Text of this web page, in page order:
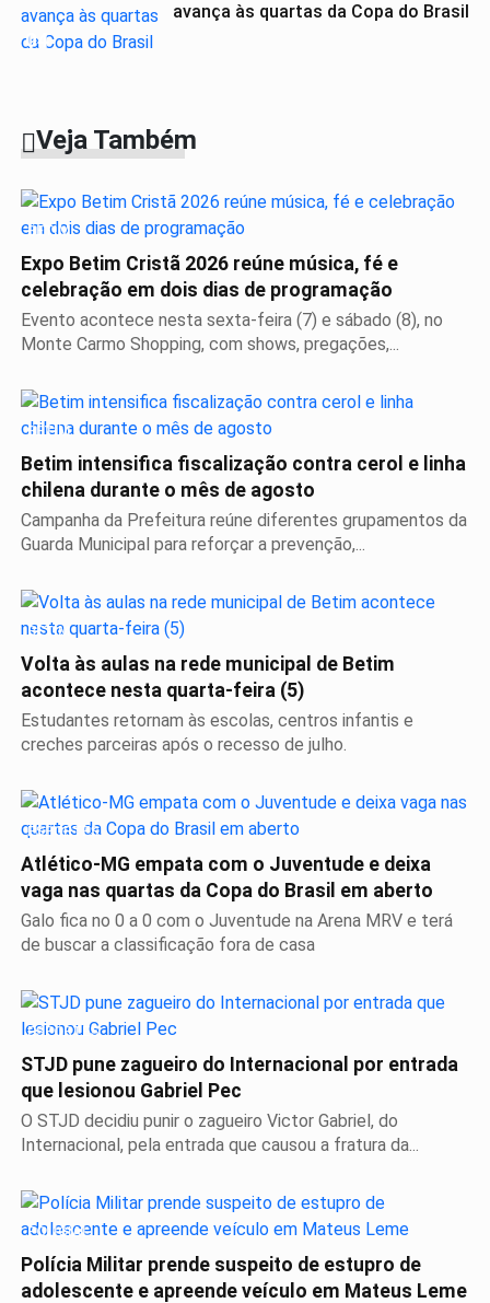
04
avança às quartas da Copa do Brasil
Veja Também
BETIM
Expo Betim Cristã 2026 reúne música, fé e
celebração em dois dias de programação
Evento acontece nesta sexta-feira (7) e sábado (8), no
Monte Carmo Shopping, com shows, pregações,...
BETIM
Betim intensifica fiscalização contra cerol e linha
chilena durante o mês de agosto
Campanha da Prefeitura reúne diferentes grupamentos da
Guarda Municipal para reforçar a prevenção,...
BETIM
Volta às aulas na rede municipal de Betim
acontece nesta quarta-feira (5)
Estudantes retornam às escolas, centros infantis e
creches parceiras após o recesso de julho.
ESPORTES
Atlético-MG empata com o Juventude e deixa
vaga nas quartas da Copa do Brasil em aberto
Galo fica no 0 a 0 com o Juventude na Arena MRV e terá
de buscar a classificação fora de casa
ESPORTES
STJD pune zagueiro do Internacional por entrada
que lesionou Gabriel Pec
O STJD decidiu punir o zagueiro Victor Gabriel, do
Internacional, pela entrada que causou a fratura da...
POLICIAL
Polícia Militar prende suspeito de estupro de
adolescente e apreende veículo em Mateus Leme